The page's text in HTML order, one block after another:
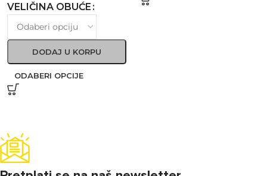
VELIČINA OBUĆE
DODAJ U KORPU
ODABERI OPCIJE